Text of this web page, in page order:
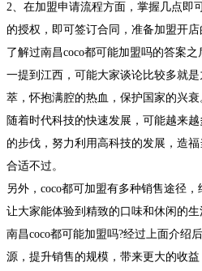
2、在加盟申请流程方面，掌握几点即
的授权，即可签订合同，准备加盟开店
了解过南昌coco都可能加盟吗的答案
一提到江西，可能大家谈论比较多就
萃，怀抱满腔的热血，保护国家的兴
随着时代科技的快速发展，可能越来
的步伐，努力利用高科技的发展，造
合适不过。
另外，coco都可加盟有多种销售途径
让大家能体验到精致的口味和休闲的生
南昌coco都可能加盟吗?经过上面介绍
源，提升销售的规模，带来更大的收益